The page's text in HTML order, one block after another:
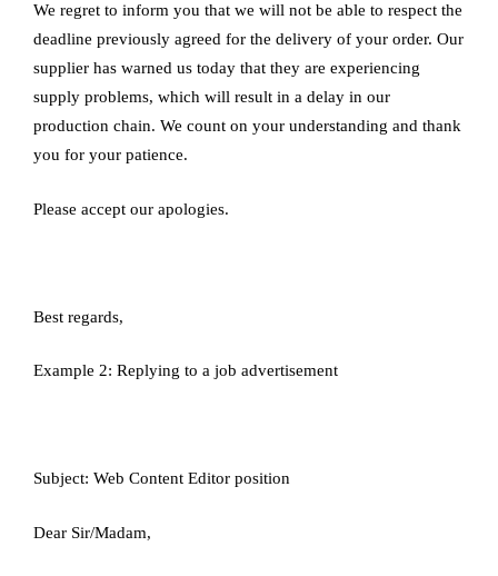
We regret to inform you that we will not be able to respect the
deadline previously agreed for the delivery of your order. Our
supplier has warned us today that they are experiencing
supply problems, which will result in a delay in our
production chain. We count on your understanding and thank
you for your patience.
Please accept our apologies.
Best regards,
Example 2: Replying to a job advertisement
Subject: Web Content Editor position
Dear Sir/Madam,